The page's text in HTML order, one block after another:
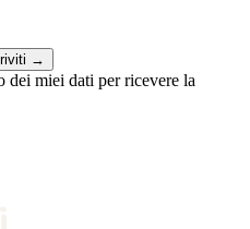
→
dei miei dati per ricevere la